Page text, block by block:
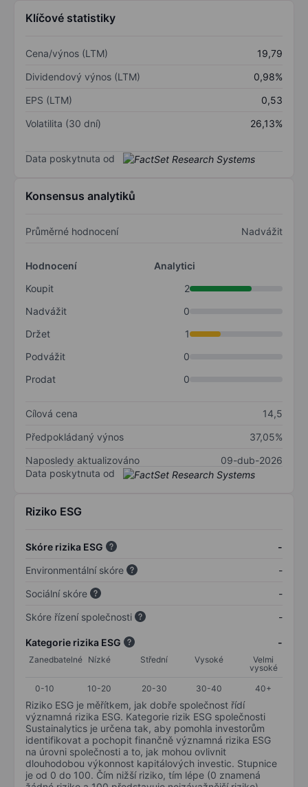
Klíčové statistiky
Cena/výnos (LTM)
19,79
Dividendový výnos (LTM)
0,98%
EPS (LTM)
0,53
Volatilita (30 dní)
26,13%
Data poskytnuta od
Konsensus analytiků
Průměrné hodnocení Nadvážit
Hodnocení
Analytici
Koupit
2
Nadvážit
0
Držet
1
Podvážit
0
Prodat
0
Cílová cena
14,5
Předpokládaný výnos
37,05%
Naposledy aktualizováno
09-dub-2026
Data poskytnuta od
Riziko ESG
Skóre rizika ESG
-
Environmentální skóre
-
Sociální skóre
-
Skóre řízení společnosti
-
Kategorie rizika ESG -
Zanedbatelné Nízké Střední Vysoké
Velmi
vysoké
0-10
10-20 20-30 30-40 40+
Riziko ESG je měřítkem, jak dobře společnost řídí
významná rizika ESG. Kategorie rizik ESG společnosti
Sustainalytics je určena tak, aby pomohla investorům
identifikovat a pochopit finančně významná rizika ESG
na úrovni společnosti a to, jak mohou ovlivnit
dlouhodobou výkonnost kapitálových investic. Stupnice
je od 0 do 100. Čím nižší riziko, tím lépe (0 znamená